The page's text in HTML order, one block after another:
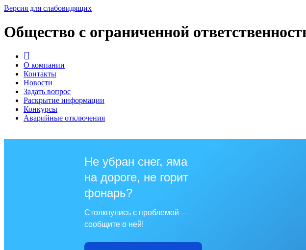
Версия для слабовидящих
Общество с ограниченной
О компании
Контакты
Новости
Задать вопрос
Раскрытие информации
Конкурсы
Аварийные отключения
Не убран снег, яма
на дороге, не горит
фонарь?
Столкнулись с проблемой —
сообщите о ней!